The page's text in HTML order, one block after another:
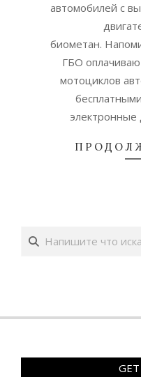
автомобилей с
биометан.
ГБО
мотоциклов
Поиск